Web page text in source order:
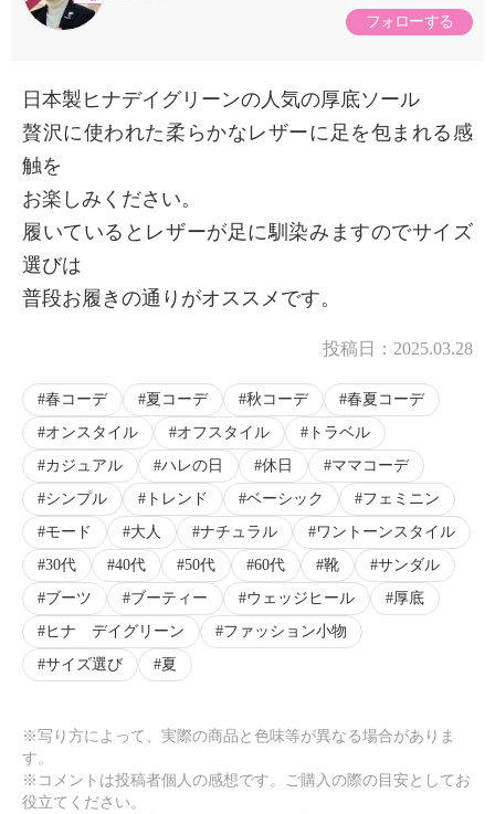
× 商品紹介
フォローする
日本製ヒナデイグリーンの人気の厚底ソール
贅沢に使われた柔らかなレザーに足を包まれる感
触を
お楽しみください。
履いているとレザーが足に馴染みますのでサイズ
選びは
普段お履きの通りがオススメです。
投稿日： 2025.03.28
春コーデ 夏コーデ 秋コーデ
春夏コーデ
オンスタイル
オフスタイル
トラベル
カジュアル
ハレの日 休日
ママコーデ
シンプル
トレンド ベーシック
フェミニン
モード
大人 ナチュラル
ワントーンスタイル
30代
40代 50代 60代 靴
サンダル
ブーツ
ブーティー ウェッジヒール
厚底
ヒナ デイグリーン
ファッション小物
サイズ選び
夏
※写り方によって、実際の商品と色味等が異なる場合がありま
す。
※コメントは投稿者個人の感想です。ご購入の際の目安としてお
役立てください。